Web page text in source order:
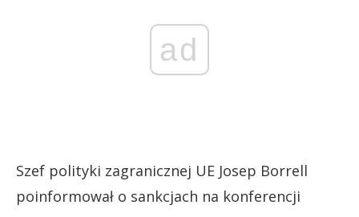
ad
Szef polityki zagranicznej UE Josep Borrell
poinformował o sankcjach na konferencji